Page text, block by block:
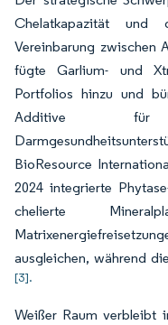
Chelatkapazität und
Vereinbarung zwischen
fügte Garlium- und
Portfolios hinzu und
Additive für
BioResource
2024 integrierte
chelierte
ausgleichen, während
[3].
Weißer Raum verbleibt